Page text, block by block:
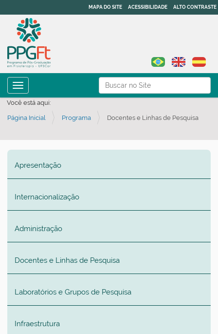
Busca
Busca Avançada…
MAPA DO SITE ACESSIBILIDADE ALTO CONTRASTE
Toggle navigation
Você está aqui:
Página Inicial Programa Docentes e Linhas de Pesquisa
Apresentação
Internacionalização
Administração
Docentes e Linhas de Pesquisa
Laboratórios e Grupos de Pesquisa
Infraestrutura